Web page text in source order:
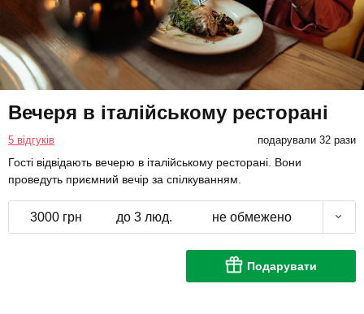
Вечеря в італійському ресторані
5 відгуків подарували 32 рази
Гості відвідають вечерю в італійському ресторані. Вони
проведуть приємний вечір за спілкуванням.
3000 грн до 3 люд. не обмежено
Подарувати